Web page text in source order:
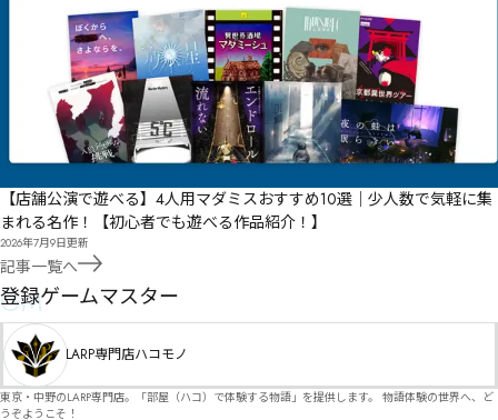
【店舗公演で遊べる】4人用マダミスおすすめ10選｜少人数で気軽に集
まれる名作！【初心者でも遊べる作品紹介！】
2026年7月9日更新
記事一覧へ
GM
登録ゲームマスター
LARP専門店ハコモノ
東京・中野のLARP専門店。「部屋（ハコ）で体験する物語」を提供します。 物語体験の世界へ、ど
うぞようこそ！